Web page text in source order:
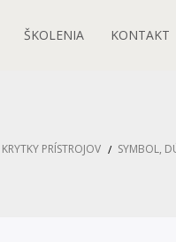
ŠKOLENIA KONTAKT
PRÍSTROJOV SYMBOL,